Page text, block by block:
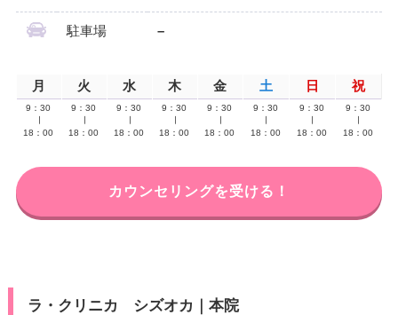
駐車場 –
月 火 水 木 金 土 日 祝
9：30
18：00
9：30
18：00
9：30
18：00
9：30
18：00
9：30
18：00
9：30
18：00
9：30
18：00
9：30
18：00
カウンセリングを受ける！
ラ・クリニカ シズオカ｜本院